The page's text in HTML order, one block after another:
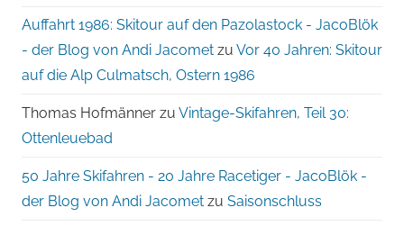
Auffahrt 1986: Skitour auf den Pazolastock - JacoBlök
- der Blog von Andi Jacomet zu Vor 40 Jahren: Skitour
auf die Alp Culmatsch, Ostern 1986
Thomas Hofmänner zu Vintage-Skifahren, Teil 30:
Ottenleuebad
50 Jahre Skifahren - 20 Jahre Racetiger - JacoBlök -
der Blog von Andi Jacomet zu Saisonschluss